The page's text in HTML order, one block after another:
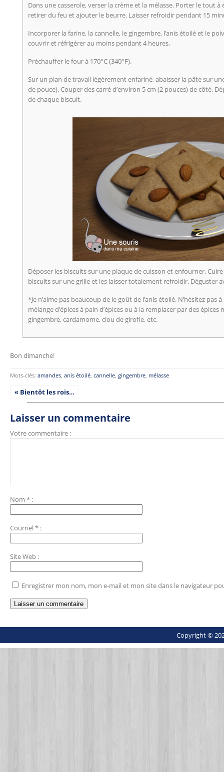
Dans une casserole, verser la crème et la mélasse. Porter le tout
retirer du feu et ajouter le beurre. Laisser refroidir pendant 15
Incorporer la farine, la cannelle, le gingembre, l’anis étoilé et le
couvrir et réfrigérer au moins pendant 4 heures.
Préchauffer le four à 170°C (340°F).
Sur un plan de travail légèrement enfariné, abaisser la pâte sur
de pouce). Couper des carré d’environ 5 cm (2 pouces) de côté.
de chaque biscuit.
Déposer les biscuits sur une plaque de cuisson et enfourner.
biscuits sur une grille et les laisser totalement refroidir. Déguster
*Je n’aime pas beaucoup de le goût de l’anis étoilé. N’hésitez pas
mélange d’épices à pain d’épices ou à la remplacer par des
gingembre, cardamome, clou de girofle, etc.
Bon dimanche!
Mots-clés: amandes, anis étoilé, cannelle, gingembre, mélasse
« Bientôt les rois…
Laisser un commentaire
Votre commentaire :
Nom * :
Courriel * :
Site Web :
Enregistrer mon nom, mon e-mail et mon site dans le navigateur
Copyright ©